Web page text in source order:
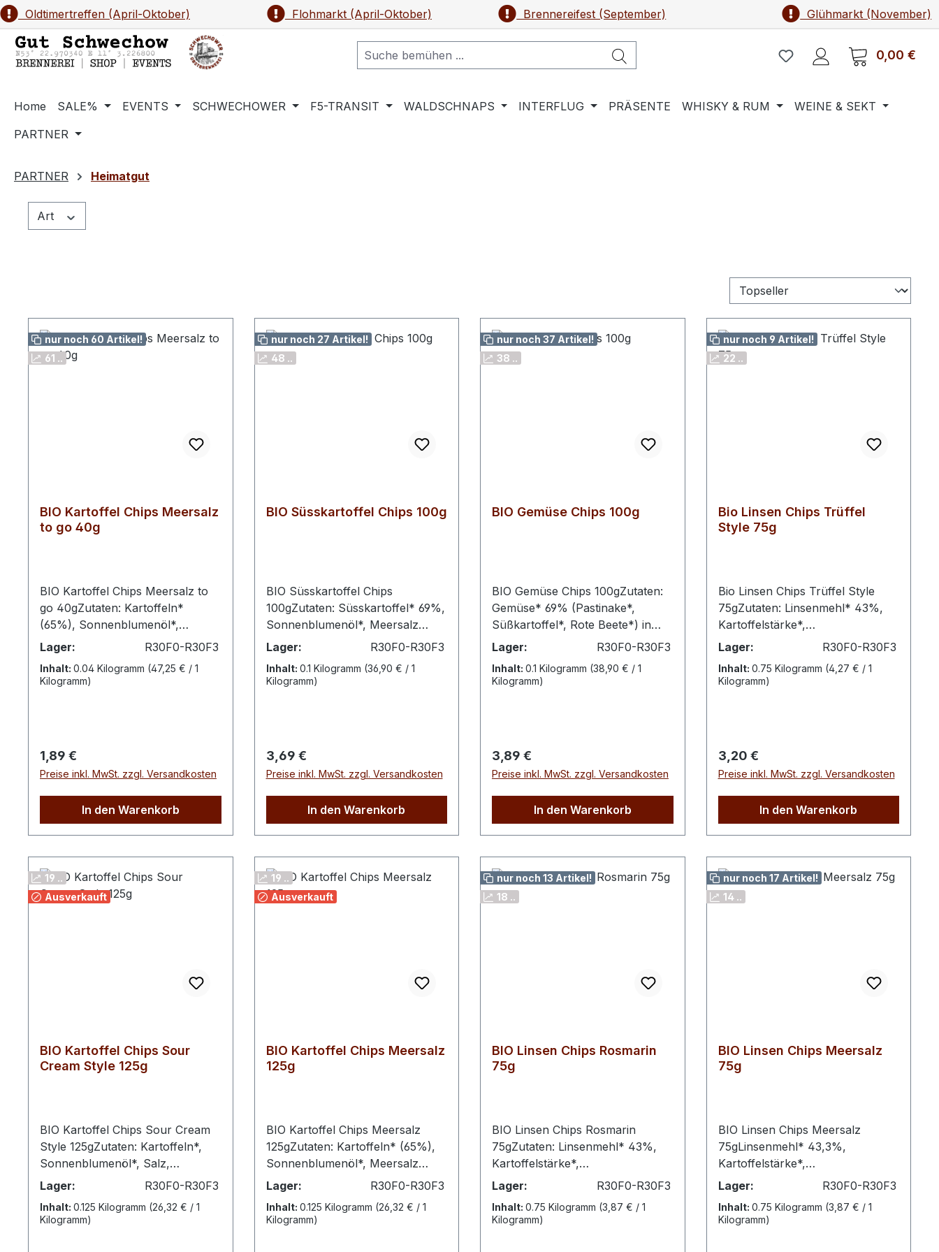
Hauptinhalt springen
Zur Suche springen
Zur Hauptnavigation springen
Oldtimertreffen (April-Oktober) Flohmarkt (April-Oktober) Brennereifest (September) Glühmarkt (November)
0,00 €
Home SALE% EVENTS SCHWECHOWER F5-TRANSIT WALDSCHNAPS INTERFLUG PRÄSENTE WHISKY & RUM
WEINE & SEKT
PARTNER
PARTNER Heimatgut
Art
nur noch 60 Artikel!
61 ..
BIO Kartoffel Chips Meersalz
to go 40g
BIO Kartoffel Chips Meersalz to
go 40gZutaten: Kartoffeln*
(65%), Sonnenblumenöl*,
Meersalz (1%)*aus biologischem
100gEnergie 2303 kJEnergie 553
4,9gSalz 1,0g
Lager: R30F0-R30F3
Inhalt: 0.04 Kilogramm (47,25 € / 1
Kilogramm)
Regulärer Preis:
1,89 €
Preise inkl. MwSt. zzgl. Versandkosten
In den Warenkorb
nur noch 27 Artikel!
48 ..
BIO Süsskartoffel Chips 100g
BIO Süsskartoffel Chips
100gZutaten: Süsskartoffel* 69%,
Sonnenblumenöl*, Meersalz
1%.*aus biologischem
100g:Energie 2050kJEnergie 492
Lager: R30F0-R30F3
Inhalt: 0.1 Kilogramm (36,90 € / 1
Kilogramm)
Regulärer Preis:
3,69 €
Preise inkl. MwSt. zzgl. Versandkosten
In den Warenkorb
nur noch 37 Artikel!
38 ..
BIO Gemüse Chips 100g
BIO Gemüse Chips 100gZutaten:
Gemüse* 69% (Pastinake*,
Süßkartoffel*, Rote Beete*) in
veränderlichen Anteilen,
*aus biologischem
36g davon Zucker
24gBallaststoffe 14gEiweiß
5,1gSalz 1,0g
Lager: R30F0-R30F3
Inhalt: 0.1 Kilogramm (38,90 € / 1
Kilogramm)
Regulärer Preis:
3,89 €
Preise inkl. MwSt. zzgl. Versandkosten
In den Warenkorb
nur noch 9 Artikel!
22 ..
Bio Linsen Chips Trüffel
Style 75g
Bio Linsen Chips Trüffel Style
75gZutaten: Linsenmehl* 43%,
Kartoffelstärke*,
Sonnenblumenöl*,
Trüffelaroma* 5%, Meersalz,
Fettsäuren 1,5gKohlenhydrate
54g davon Zucker
11gBallaststoffe 3,3gEiweiß
10gSalz 1,7g
Lager: R30F0-R30F3
Inhalt: 0.75 Kilogramm (4,27 € / 1
Kilogramm)
Regulärer Preis:
3,20 €
Preise inkl. MwSt. zzgl. Versandkosten
In den Warenkorb
19 ..
Ausverkauft
BIO Kartoffel Chips Sour
Cream Style 125g
BIO Kartoffel Chips Sour Cream
Style 125gZutaten: Kartoffeln*,
Sonnenblumenöl*, Salz,
Maissirup*, Zwiebelpulver*,
Knoblauchpulver*, schwarzer
Lager: R30F0-R30F3
Inhalt: 0.125 Kilogramm (26,32 € / 1
Kilogramm)
19 ..
Ausverkauft
BIO Kartoffel Chips Meersalz
125g
BIO Kartoffel Chips Meersalz
125gZutaten: Kartoffeln* (65%),
Sonnenblumenöl*, Meersalz
(1%)*aus biologischem
100gEnergie 2303 kJEnergie 553
Lager: R30F0-R30F3
Inhalt: 0.125 Kilogramm (26,32 € / 1
Kilogramm)
nur noch 13 Artikel!
18 ..
BIO Linsen Chips Rosmarin
75g
BIO Linsen Chips Rosmarin
75gZutaten: Linsenmehl* 43%,
Kartoffelstärke*,
Sonnenblumenöl*,
5% (Maismehl*, Rosmarin*,
Lager: R30F0-R30F3
Inhalt: 0.75 Kilogramm (3,87 € / 1
Kilogramm)
nur noch 17 Artikel!
14 ..
BIO Linsen Chips Meersalz
75g
BIO Linsen Chips Meersalz
75gLinsenmehl* 43,3%,
Kartoffelstärke*,
Sonnenblumenöl*,
Kurkuma*.* aus biologischem
Lager: R30F0-R30F3
Inhalt: 0.75 Kilogramm (3,87 € / 1
Kilogramm)